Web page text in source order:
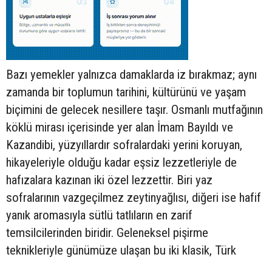
Bazı yemekler yalnızca damaklarda iz bırakmaz; aynı
zamanda bir toplumun tarihini, kültürünü ve yaşam
biçimini de gelecek nesillere taşır. Osmanlı mutfağının
köklü mirası içerisinde yer alan İmam Bayıldı ve
Kazandibi, yüzyıllardır sofralardaki yerini koruyan,
hikayeleriyle olduğu kadar eşsiz lezzetleriyle de
hafızalara kazınan iki özel lezzettir. Biri yaz
sofralarının vazgeçilmez zeytinyağlısı, diğeri ise hafif
yanık aromasıyla sütlü tatlıların en zarif
temsilcilerinden biridir. Geleneksel pişirme
teknikleriyle günümüze ulaşan bu iki klasik, Türk